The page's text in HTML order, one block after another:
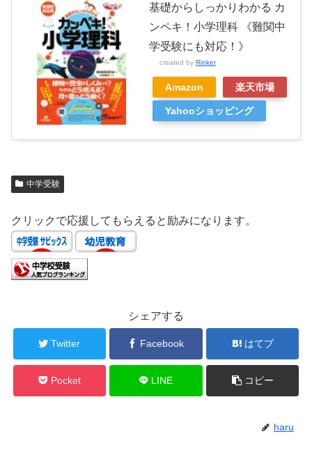
基礎からしっかりわかる カ
ンペキ！小学理科 《難関中
学受験にも対応！》
created by Rinker
Amazon 楽天市場
Yahooショッピング
中学受験
クリックで応援してもらえると励みになります。
シェアする
Twitter Facebook はてブ
Pocket LINE コピー
haru